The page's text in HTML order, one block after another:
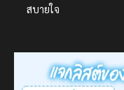
สบายใจ